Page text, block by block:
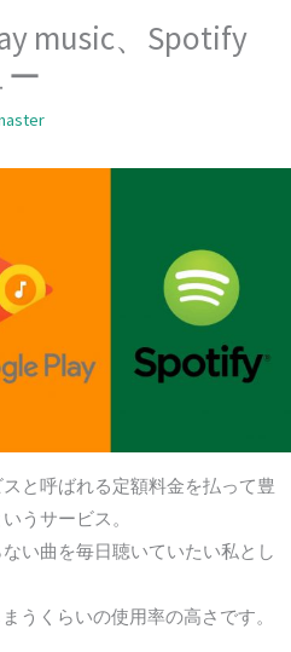
music、Spotify
と呼ばれる定額料金を払って豊
うサービス。
い曲を毎日聴いていたい私とし
うくらいの使用率の高さです。